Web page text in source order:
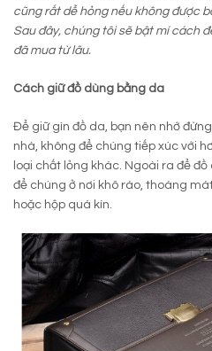
cũng rất dễ hỏng nếu không được
Sau đây, chúng tôi sẽ bật mí cách
đã mua từ lâu.
Cách giữ đồ dùng bằng da
Để giữ gìn đồ da, bạn nên nhớ
nhà, không để chúng tiếp xúc với
loại chất lỏng khác. Ngoài ra để
để chúng ở nơi khô ráo, thoáng
hoặc hộp quá kín.